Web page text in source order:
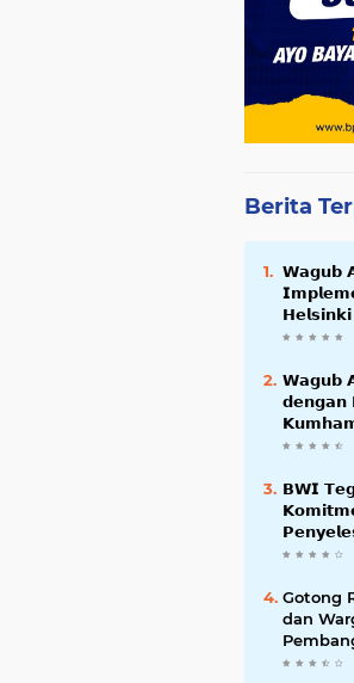
Berita
𝗪𝗮𝗴𝘂𝗯
𝗪𝗮𝗴𝘂𝗯
𝗱𝗲𝗻𝗴𝗮𝗻
𝗧𝗲𝗿𝗸𝗮𝗶𝘁
𝗕𝗪𝗜
𝗪𝗮𝗸𝗮𝗳
Gotong
dan